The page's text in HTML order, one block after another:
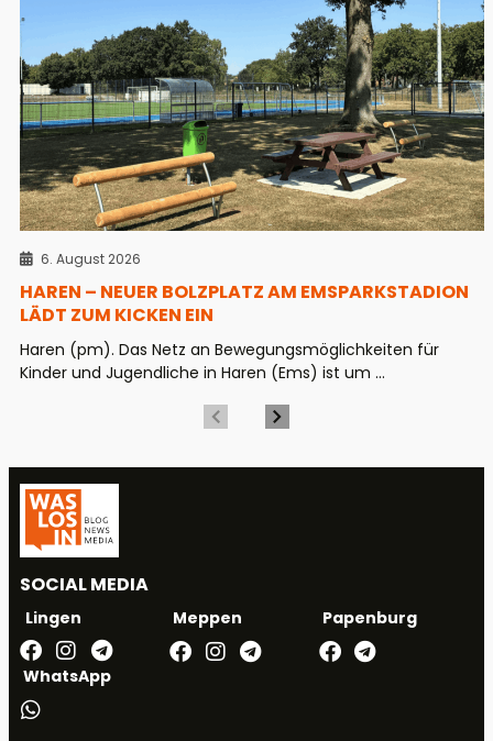
6. August 2026
HAREN – NEUER BOLZPLATZ AM EMSPARKSTADION
LÄDT ZUM KICKEN EIN
Haren (pm). Das Netz an Bewegungsmöglichkeiten für
Kinder und Jugendliche in Haren (Ems) ist um ...
SOCIAL MEDIA
Lingen Meppen Papenburg
WhatsApp